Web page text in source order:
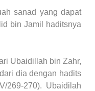
sanad yang dapat
bin Jamil haditsnya
Ubaidillah bin Zahr,
dia dengan hadits
269-270). Ubaidilah